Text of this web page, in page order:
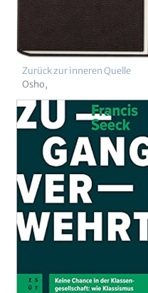
Zurück zur inneren Quelle
Osho,